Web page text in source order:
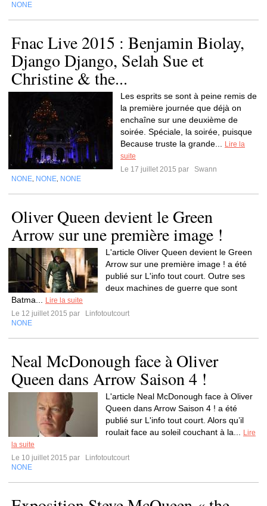
NONE
Fnac Live 2015 : Benjamin Biolay,
Django Django, Selah Sue et
Christine & the...
Les esprits se sont à peine remis de
la première journée que déjà on
enchaîne sur une deuxième de
soirée. Spéciale, la soirée, puisque
Because truste la grande...
Lire la
suite
Le 17 juillet 2015 par
Swann
NONE NONE NONE
Oliver Queen devient le Green
Arrow sur une première image !
L'article Oliver Queen devient le Green
Arrow sur une première image ! a été
publié sur L'info tout court. Outre ses
deux machines de guerre que sont
Batma...
Lire la suite
Le 12 juillet 2015 par
Linfotoutcourt
NONE
Neal McDonough face à Oliver
Queen dans Arrow Saison 4 !
L'article Neal McDonough face à Oliver
Queen dans Arrow Saison 4 ! a été
publié sur L'info tout court. Alors qu’il
roulait face au soleil couchant à la...
Lire
la suite
Le 10 juillet 2015 par
Linfotoutcourt
NONE